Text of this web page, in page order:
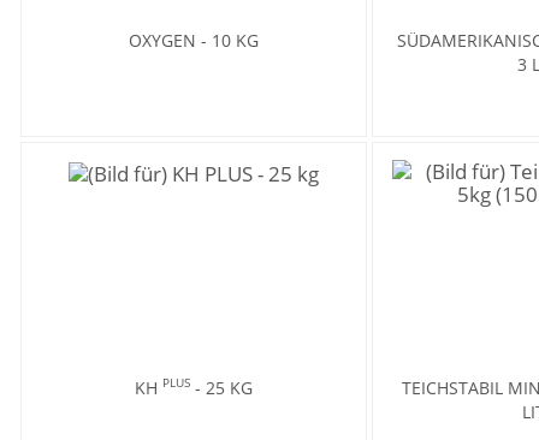
OXYGEN - 10 KG
3
KH PLUS - 25 KG
TEICHSTABIL